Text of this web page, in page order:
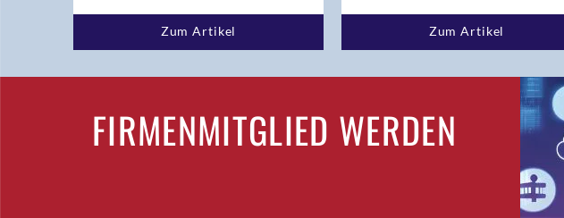
Zum Artikel Zum Artikel
FIRMENMITGLIED WERDEN